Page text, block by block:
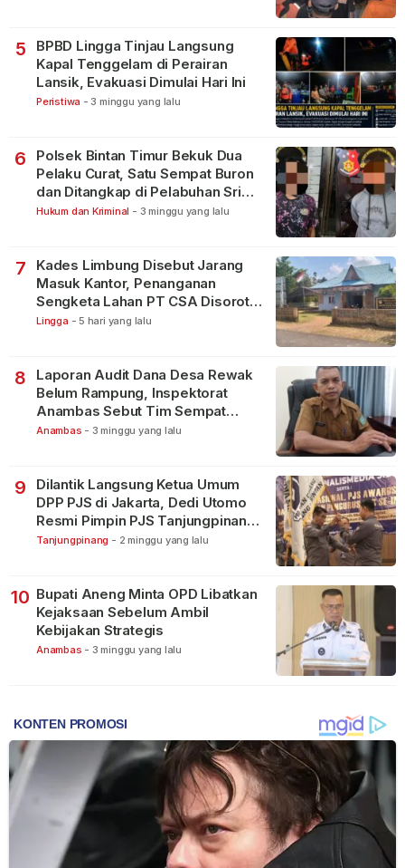
5
BPBD Lingga Tinjau Langsung
Kapal Tenggelam di Perairan
Lansik, Evakuasi Dimulai Hari Ini
Peristiwa - 3 minggu yang lalu
6
Polsek Bintan Timur Bekuk Dua
Pelaku Curat, Satu Sempat Buron
dan Ditangkap di Pelabuhan Sri
Bintan Pura
Hukum dan Kriminal - 3 minggu yang lalu
7
Kades Limbung Disebut Jarang
Masuk Kantor, Penanganan
Sengketa Lahan PT CSA Disorot
Warga
Lingga - 5 hari yang lalu
8
Laporan Audit Dana Desa Rewak
Belum Rampung, Inspektorat
Anambas Sebut Tim Sempat
Terbagi Tangani Kasus Lain
Anambas - 3 minggu yang lalu
9
Dilantik Langsung Ketua Umum
DPP PJS di Jakarta, Dedi Utomo
Resmi Pimpin PJS Tanjungpinang-
Bintan
Tanjungpinang - 2 minggu yang lalu
10 Bupati Aneng Minta OPD Libatkan
Kejaksaan Sebelum Ambil
Kebijakan Strategis
Anambas - 3 minggu yang lalu